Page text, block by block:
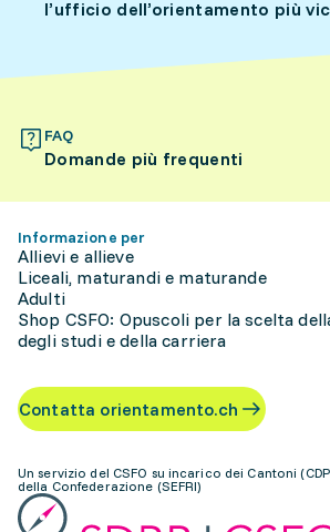
l’ufficio dell’orientamento più
FAQ
Domande più frequenti
Informazione per
Allievi e allieve
Liceali, maturandi e maturande
Adulti
Shop CSFO: Opuscoli per la scelta
degli studi e della carriera
Contatta orientamento.ch
Un servizio del CSFO su incarico dei Cantoni
della Confederazione (SEFRI)